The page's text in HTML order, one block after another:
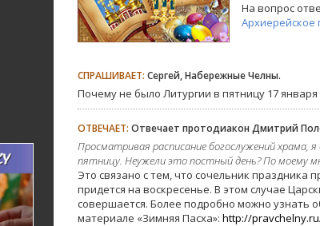
На вопрос
Архиерейское
СПРАШИВАЕТ: Сергей, Набережные Челны.
Почему не было Литургии в пятницу 17 января
ОТВЕЧАЕТ: Отвечает протодиакон Дмитрий
Просматривая расписание богослужений храма,
пятницу. Неужели это постный день? По моему
Это связано с тем, что сочельник праздника
придется на воскресенье. В этом случае
совершается. Более подробно можно узнать
материале «Зимняя Пасха»: http://